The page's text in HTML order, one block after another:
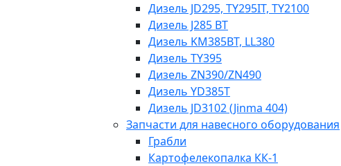
Дизель JD295, TY295IT, TY2100
Дизель J285 BT
Дизель KM385BT, LL380
Дизель TY395
Дизель ZN390/ZN490
Дизель YD385T
Дизель JD3102 (Jinma 404)
Запчасти для навесного оборудования
Грабли
Картофелекопалка КК-1